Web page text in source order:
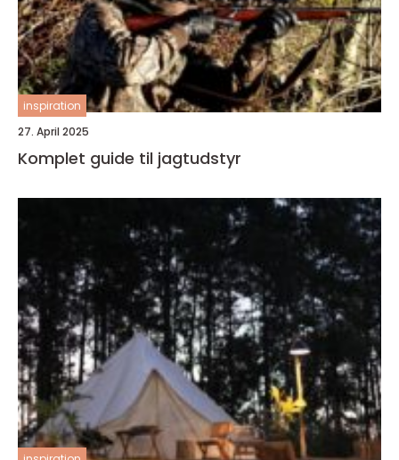
inspiration
27. April 2025
Komplet guide til jagtudstyr